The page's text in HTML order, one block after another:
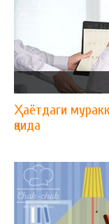
Ҳаётдаги
қоида